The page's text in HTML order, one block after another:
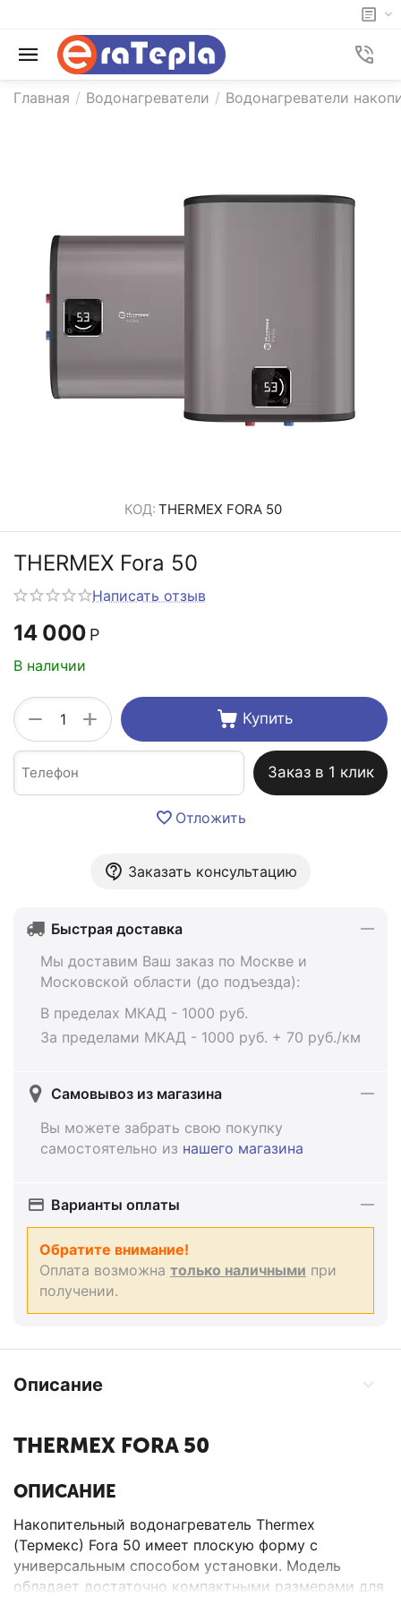
Главная / Водонагреватели / Водонагреватели
КОД: THERMEX FORA 50
THERMEX Fora 50
Написать отзыв
14 000 Р
В наличии
+
− Купить
Заказ в 1 клик
Отложить
Заказать консультацию
Быстрая доставка
Мы доставим Ваш заказ по Москве и
Московской области (до подъезда):
В пределах МКАД - 1000 руб.
За пределами МКАД - 1000 руб. + 70 руб./км
Самовывоз из магазина
Вы можете забрать свою покупку
самостоятельно из нашего магазина
Варианты оплаты
Обратите внимание!
Оплата возможна только наличными при
получении.
Описание
THERMEX FORA 50
ОПИСАНИЕ
Накопительный водонагреватель Thermex
(Термекс) Fora 50 имеет плоскую форму с
универсальным способом установки. Модель
обладает достаточно компактными размерами для